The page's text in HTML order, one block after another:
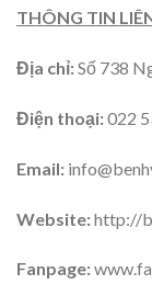
THÔNG TIN
Địa chỉ:Số 738
Điện thoại:022
Email:
Website:http://
Fanpage: